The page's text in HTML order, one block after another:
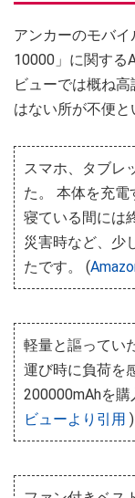
アンカーのモバ
10000」に関する
ビューでは概ね
はない所が不便と
スマホ、タブレ
た。 本体を充電
寝ている間には
災害時など、少
たです。 (
軽量と謳ってい
運び時に負荷を
200000mAhを
ビューより引用 )